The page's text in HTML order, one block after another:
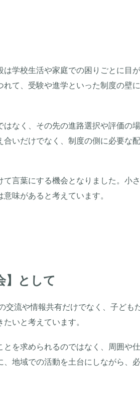
学校生活や家庭での困りごとに目
て、受験や進学といった制度の壁
なく、その先の進路選択や評価の
いだけでなく、制度の側に必要な
言葉にする機会となりました。小
味があると考えています。
】として
交流や情報共有だけでなく、子ども
いと考えています。
を求められるのではなく、周囲や
地域での活動を土台にしながら、